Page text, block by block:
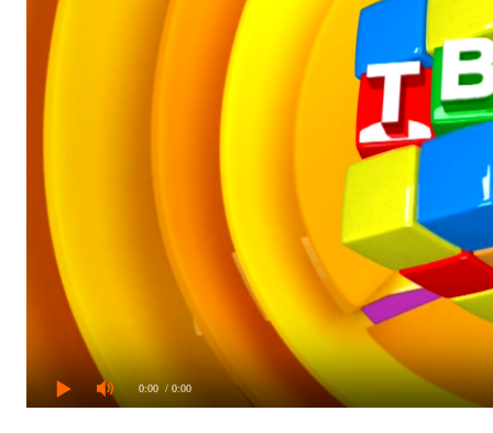
0:00 / 0:00